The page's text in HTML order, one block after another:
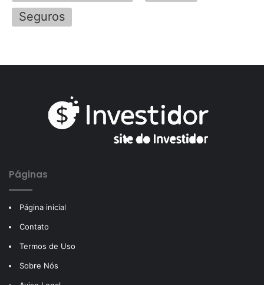
Seguros
Páginas
Página inicial
Contato
Termos de Uso
Sobre Nós